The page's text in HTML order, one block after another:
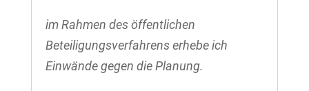
im Rahmen des öffentlichen
Beteiligungsverfahrens erhebe ich
Einwände gegen die Planung.